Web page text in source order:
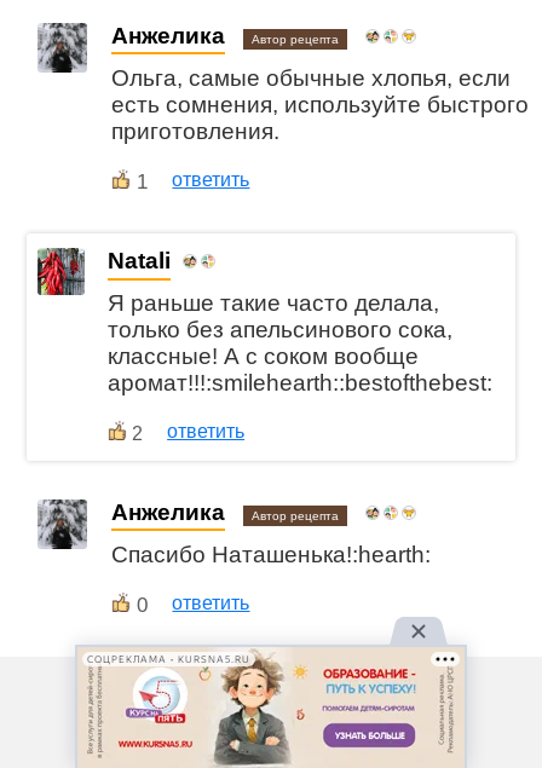
Анжелика Автор рецепта
Ольга, самые обычные хлопья, если
есть сомнения, используйте быстрого
приготовления.
1 ответить
Natali
Я раньше такие часто делала,
только без апельсинового сока,
классные! А с соком вообще
аромат!!!:smilehearth::bestofthebest:
2 ответить
Анжелика Автор рецепта
Спасибо Наташенька!:hearth:
0 ответить
СОЦРЕКЛАМА • KURSNA5.RU